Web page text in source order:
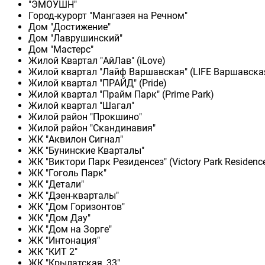
"ЭМОУШН"
Город-курорт "Мангазея на Речном"
Дом "Достижение"
Дом "Лаврушинский"
Дом "Мастерс"
Жилой Квартал "АйЛав" (iLove)
Жилой квартал "Лайф Варшавская" (LIFE
Жилой квартал "ПРАЙД" (Pride)
Жилой квартал "Прайм Парк" (Prime Park)
Жилой квартал "Шагал"
Жилой район "Прокшино"
Жилой район "Скандинавия"
ЖК "Аквилон Сигнал"
ЖК "Бунинские Кварталы"
ЖК "Виктори Парк Резиденсез" (Victory Park
ЖК "Гоголь Парк"
ЖК "Детали"
ЖК "Дзен-кварталы"
ЖК "Дом Горизонтов"
ЖК "Дом Дау"
ЖК "Дом на Зорге"
ЖК "Интонация"
ЖК "КИТ 2"